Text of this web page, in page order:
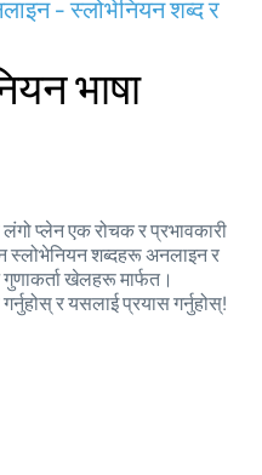
- स्लोभेनियन शब्द र
भाषा
प्लेन एक रोचक र प्रभावकारी
स्लोभेनियन शब्दहरू अनलाइन र
खेलहरू मार्फत।
र यसलाई प्रयास गर्नुहोस्!